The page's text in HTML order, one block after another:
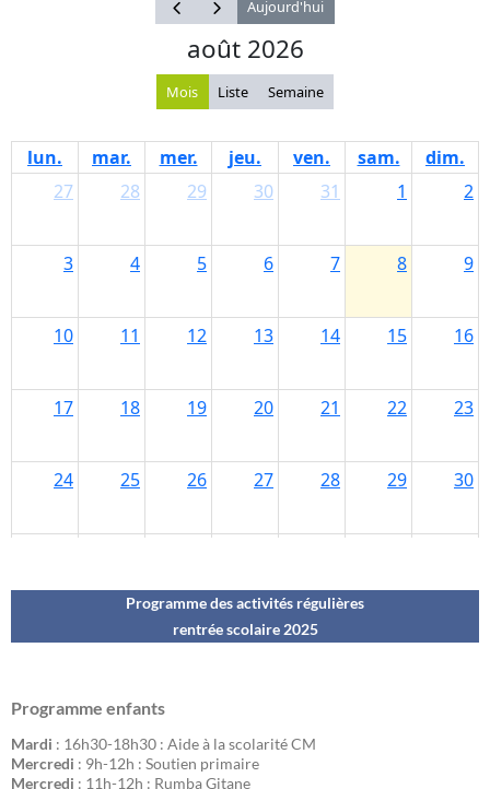
Programme des activités régulières
rentrée scolaire 2025
Programme enfants
Mardi : 16h30-18h30 : Aide à la scolarité CM
Mercredi : 9h-12h : Soutien primaire
Mercredi : 11h-12h : Rumba Gitane